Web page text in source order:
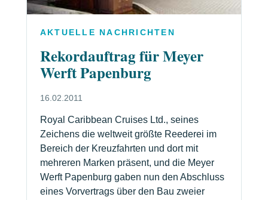
AKTUELLE NACHRICHTEN
Rekordauftrag für Meyer
Werft Papenburg
16.02.2011
Royal Caribbean Cruises Ltd., seines
Zeichens die weltweit größte Reederei im
Bereich der Kreuzfahrten und dort mit
mehreren Marken präsent, und die Meyer
Werft Papenburg gaben nun den Abschluss
eines Vorvertrags über den Bau zweier